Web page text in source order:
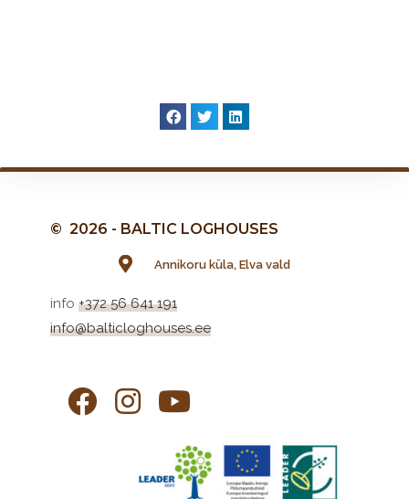
© 2026 - BALTIC LOGHOUSES
Annikoru küla, Elva vald
info +372 56 641 191
info@balticloghouses.ee